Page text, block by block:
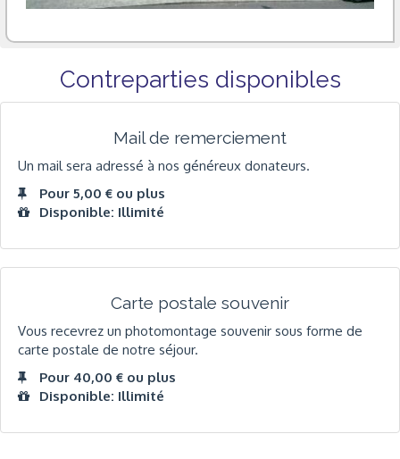
Contreparties disponibles
Mail de remerciement
Un mail sera adressé à nos généreux donateurs.
Pour 5,00 € ou plus
Disponible: Illimité
Carte postale souvenir
Vous recevrez un photomontage souvenir sous forme de
carte postale de notre séjour.
Pour 40,00 € ou plus
Disponible: Illimité